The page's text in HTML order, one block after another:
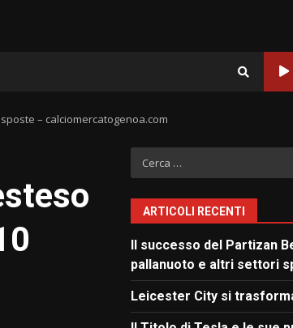
– calciomercatogenoa.com
Ricerca
per:
ARTICOLI RECENTI
Il successo del Partizan
pallanuoto e altri settori
Leicester City si